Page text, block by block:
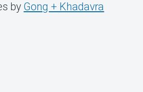
by Gong + Khadavra